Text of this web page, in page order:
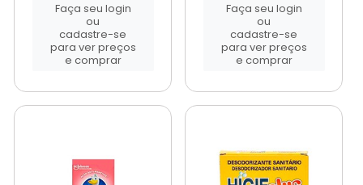
Faça seu login
ou
cadastre-se
para ver preços
e comprar
Faça seu login
ou
cadastre-se
para ver preços
e comprar